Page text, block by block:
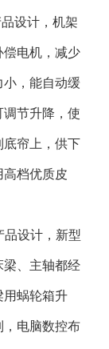
设计，机架
偿电机，减少
小，能自动缓
节升降，使
底帘上，供下
档优质皮
品设计，新型
梁、主轴都经
用蜗轮箱升
，电脑数控布